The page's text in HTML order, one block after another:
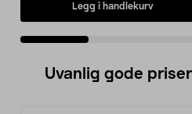
Legg i handlekurv
Uvanlig gode